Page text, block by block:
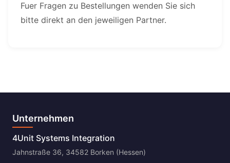
Fuer Fragen zu Bestellungen wenden Sie sich
bitte direkt an den jeweiligen Partner.
Unternehmen
4Unit Systems Integration
Jahnstraße 36, 34582 Borken (Hessen)